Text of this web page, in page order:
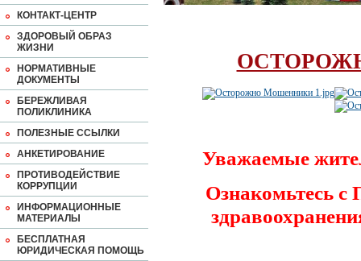
КОНТАКТ-ЦЕНТР
ЗДОРОВЫЙ ОБРАЗ
ЖИЗНИ
НОРМАТИВНЫЕ
ДОКУМЕНТЫ
БЕРЕЖЛИВАЯ
ПОЛИКЛИНИКА
ПОЛЕЗНЫЕ ССЫЛКИ
АНКЕТИРОВАНИЕ
ПРОТИВОДЕЙСТВИЕ
КОРРУПЦИИ
ИНФОРМАЦИОННЫЕ
МАТЕРИАЛЫ
БЕСПЛАТНАЯ
ЮРИДИЧЕСКАЯ ПОМОЩЬ
Уважаемые
Ознакомьтесь